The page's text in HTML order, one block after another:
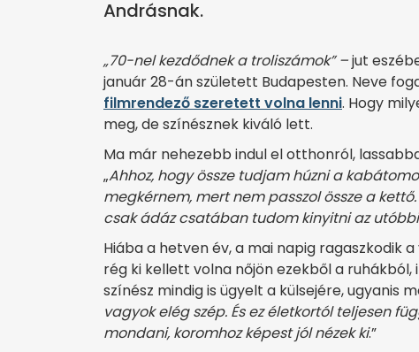
Andrásnak.
„70-nel kezdődnek a troliszámok” –jut
január 28-án született Budapesten. Neve
filmrendező szeretett volna lenni. Hogy
meg, de színésznek kiváló lett.
Ma már nehezebb indul el otthonról,
„Ahhoz, hogy össze tudjam húzni a
megkérnem, mert nem passzol össze a
csak ádáz csatában tudom kinyitni az
Hiába a hetven év, a mai napig ragaszkodik
rég ki kellett volna nőjön ezekből a
színész mindig is ügyelt a külsejére, ugyanis
vagyok elég szép. És ez életkortól teljesen
mondani, koromhoz képest jól nézek ki.”